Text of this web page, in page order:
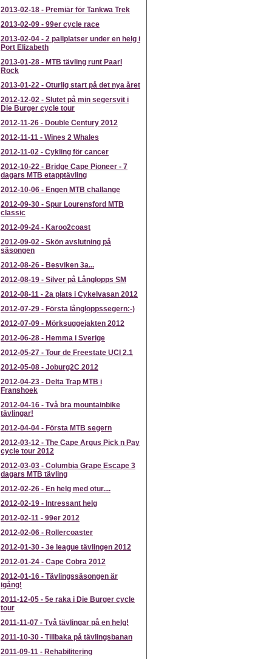
2013-02-18 - Premiär för Tankwa Trek
2013-02-09 - 99er cycle race
2013-02-04 - 2 pallplatser under en helg i
Port Elizabeth
2013-01-28 - MTB tävling runt Paarl
Rock
2013-01-22 - Oturlig start på det nya året
2012-12-02 - Slutet på min segersvit i
Die Burger cycle tour
2012-11-26 - Double Century 2012
2012-11-11 - Wines 2 Whales
2012-11-02 - Cykling för cancer
2012-10-22 - Bridge Cape Pioneer - 7
dagars MTB etapptävling
2012-10-06 - Engen MTB challange
2012-09-30 - Spur Lourensford MTB
classic
2012-09-24 - Karoo2coast
2012-09-02 - Skön avslutning på
säsongen
2012-08-26 - Besviken 3a...
2012-08-19 - Silver på Långlopps SM
2012-08-11 - 2a plats i Cykelvasan 2012
2012-07-29 - Första långloppssegern:-)
2012-07-09 - Mörksuggejakten 2012
2012-06-28 - Hemma i Sverige
2012-05-27 - Tour de Freestate UCI 2.1
2012-05-08 - Joburg2C 2012
2012-04-23 - Delta Trap MTB i
Franshoek
2012-04-16 - Två bra mountainbike
tävlingar!
2012-04-04 - Första MTB segern
2012-03-12 - The Cape Argus Pick n Pay
cycle tour 2012
2012-03-03 - Columbia Grape Escape 3
dagars MTB tävling
2012-02-26 - En helg med otur....
2012-02-19 - Intressant helg
2012-02-11 - 99er 2012
2012-02-06 - Rollercoaster
2012-01-30 - 3e league tävlingen 2012
2012-01-24 - Cape Cobra 2012
2012-01-16 - Tävlingssäsongen är
igång!
2011-12-05 - 5e raka i Die Burger cycle
tour
2011-11-07 - Två tävlingar på en helg!
2011-10-30 - Tillbaka på tävlingsbanan
2011-09-11 - Rehabilitering